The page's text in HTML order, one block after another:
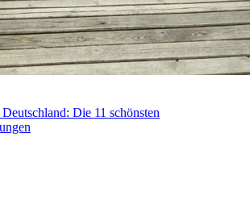
Die 11 schönsten